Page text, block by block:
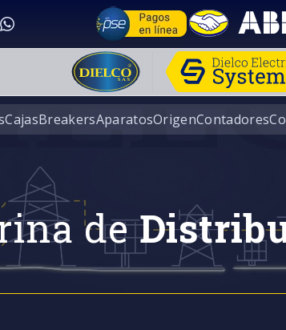
CajasBreakersAparatosOrigenContadores
de